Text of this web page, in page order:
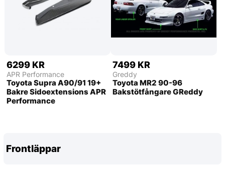
6299 KR
APR Performance
Toyota Supra A90/91 19+
Bakre Sidoextensions APR
Performance
7499 KR
Greddy
Toyota MR2 90-96
Bakstötfångare GReddy
Frontläppar